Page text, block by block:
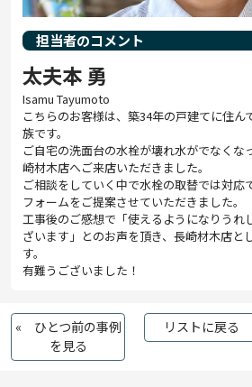
担当者のコメント
太夫本 勇
Isamu Tayumoto
こちらのお客様は、築34年の戸建てに住ん
族です。
ご自宅の洗面台の水栓が壊れ水がでなくな
崎材木店へご来店いただきました。
ご相談をしていく中で水栓の取替では対応
フォームをご提案させていただきました。
工事後のご感想で「使えるようになりうれ
ざいます」とのお声を頂き、長崎材木店と
す。
有難うございました！
« ひとつ前の事例
を見る
リストに戻る